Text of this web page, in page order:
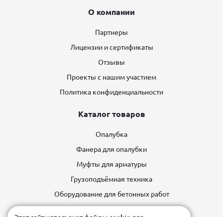
О компании
Партнеры
Лицензии и сертификаты
Отзывы
Проекты с нашим участием
Политика конфиденциальности
Каталог товаров
Опалубка
Фанера для опалубки
Муфты для арматуры
Грузоподъёмная техника
Оборудование для бетонных работ